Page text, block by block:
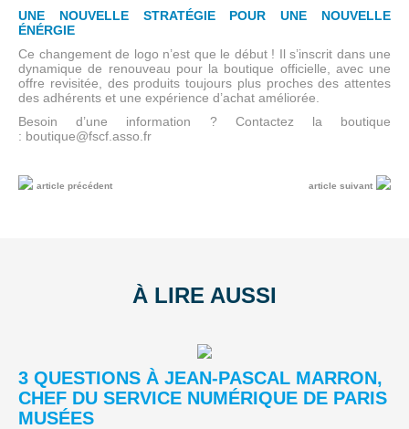
UNE NOUVELLE STRATÉGIE POUR UNE NOUVELLE
ÉNÉRGIE
Ce changement de logo n’est que le début ! Il s’inscrit dans une
dynamique de renouveau pour la boutique officielle, avec une
offre revisitée, des produits toujours plus proches des attentes
des adhérents et une expérience d’achat améliorée.
Besoin d’une information ? Contactez la boutique
: boutique@fscf.asso.fr
article précédent article suivant
À LIRE AUSSI
3 QUESTIONS À JEAN-PASCAL MARRON,
CHEF DU SERVICE NUMÉRIQUE DE PARIS
MUSÉES